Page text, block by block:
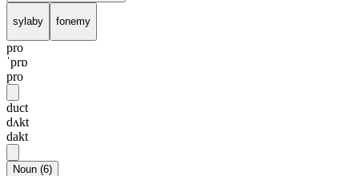
sylaby fonemy
pro
ˈprɒ
pro
duct
dʌkt
dakt
Noun (6)